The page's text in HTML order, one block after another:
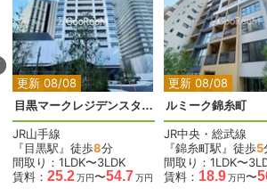
更新 08/08
2
目黒マークレジデンスタワー
JR山手線
『目黒駅』徒歩8分
間取り：1LDK〜3LDK
賃料： 25.2万円〜54.7万円
更新 08/08
2
ルミーク錦糸町
JR中央・総武線
『錦糸町駅』徒歩5
間取り：1LDK〜
賃料： 18.9万円〜